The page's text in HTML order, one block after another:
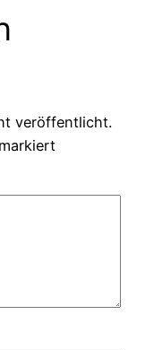
veröffentlicht.
markiert